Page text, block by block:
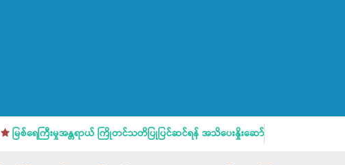
မြစ်ရေကြီးမှုအန္တရာယ် ကြိုတင်သတိပြုပြင်ဆင်ရန် အသိပေးနှိုးဆော်ချက်